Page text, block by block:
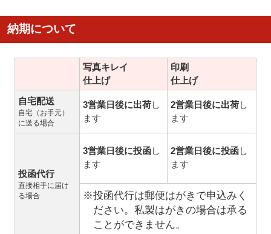
納期について
写真キレイ
仕上げ
印刷
仕上げ
自宅配送
自宅（お手元）
に送る場合
3営業日後に出荷し
ます
2営業日後に出荷し
ます
投函代行
直接相手に届け
る場合
3営業日後に投函し
ます
2営業日後に投函し
ます
※投函代行は郵便はがきで申込みく
ださい。私製はがきの場合は承る
ことができません。